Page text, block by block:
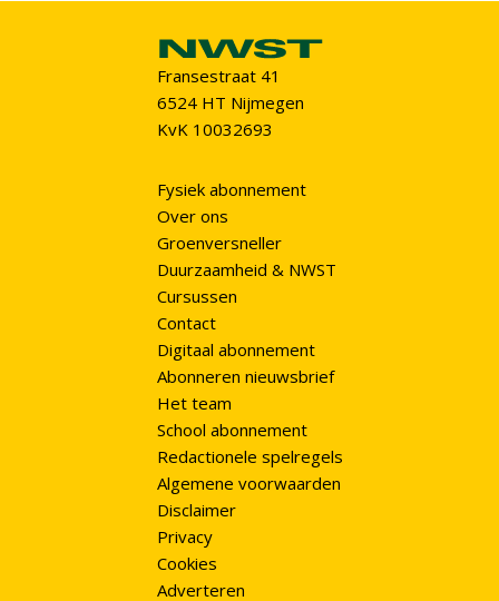
Fransestraat 41
6524 HT Nijmegen
KvK 10032693
Fysiek abonnement
Over ons
Groenversneller
Duurzaamheid & NWST
Cursussen
Contact
Digitaal abonnement
Abonneren nieuwsbrief
Het team
School abonnement
Redactionele spelregels
Algemene voorwaarden
Disclaimer
Privacy
Cookies
Adverteren